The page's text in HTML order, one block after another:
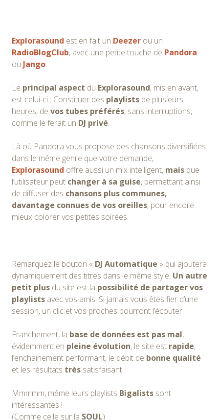
Explorasound est en fait un Deezer ou un
RadioBlogClub, avec une petite touche de Pandora
ou Jango.
Le principal aspect du Explorasound, mis en avant,
est celui-ci : Constituer des playlists de plusieurs
heures, de vos tubes préférés, sans interruptions,
comme le ferait un DJ privé.
Là où Pandora vous propose des chansons diversifiées
dans le même genre que votre demande,
Explorasound offre aussi un mix intelligent, mais que
l’utilisateur peut changer à sa guise, permettant ainsi
de diffuser des chansons plus communes,
davantage connues de vos oreilles, pour encore
mieux colorer vos petites soirées.
Remarquez le bouton « DJ Automatique » qui ajoutera
dynamiquement des titres dans le même style. Un autre
petit plus du site est la possibilité de partager vos
playlists avec vos amis. Si jamais vous êtes fier d’une
session, un clic et vos proches pourront l’écouter.
Franchement, la base de données est pas mal,
évidemment en pleine évolution, le site est rapide,
l’enchainement performant, le débit de bonne qualité
et les résultats très satisfaisant.
Mmmmm, même leurs playlists Bigalists sont
intéressantes !
(Comme celle sur la SOUL)